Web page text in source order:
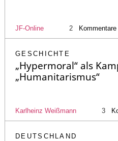
JF-Online 2
GESCHICHTE
„Hypermoral“ als
„Humanitarismus“
Karlheinz Weißmann 3
DEUTSCHLAND